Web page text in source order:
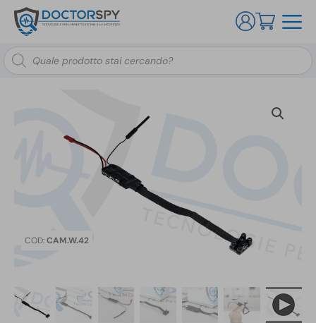
Ricerca
prodotti
COD:CAM.W.42